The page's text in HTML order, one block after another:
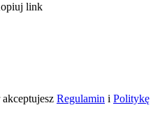
link
Regulamin i Politykę